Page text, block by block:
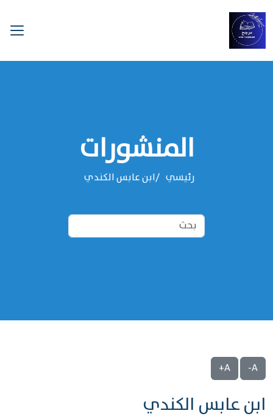
المنشورات
رئيسي ‌‌ابن عابس الكندي
A-
A+
‌‌ابن عابس الكندي